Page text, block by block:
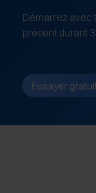
Démarrez avec
présent durant
Essayer